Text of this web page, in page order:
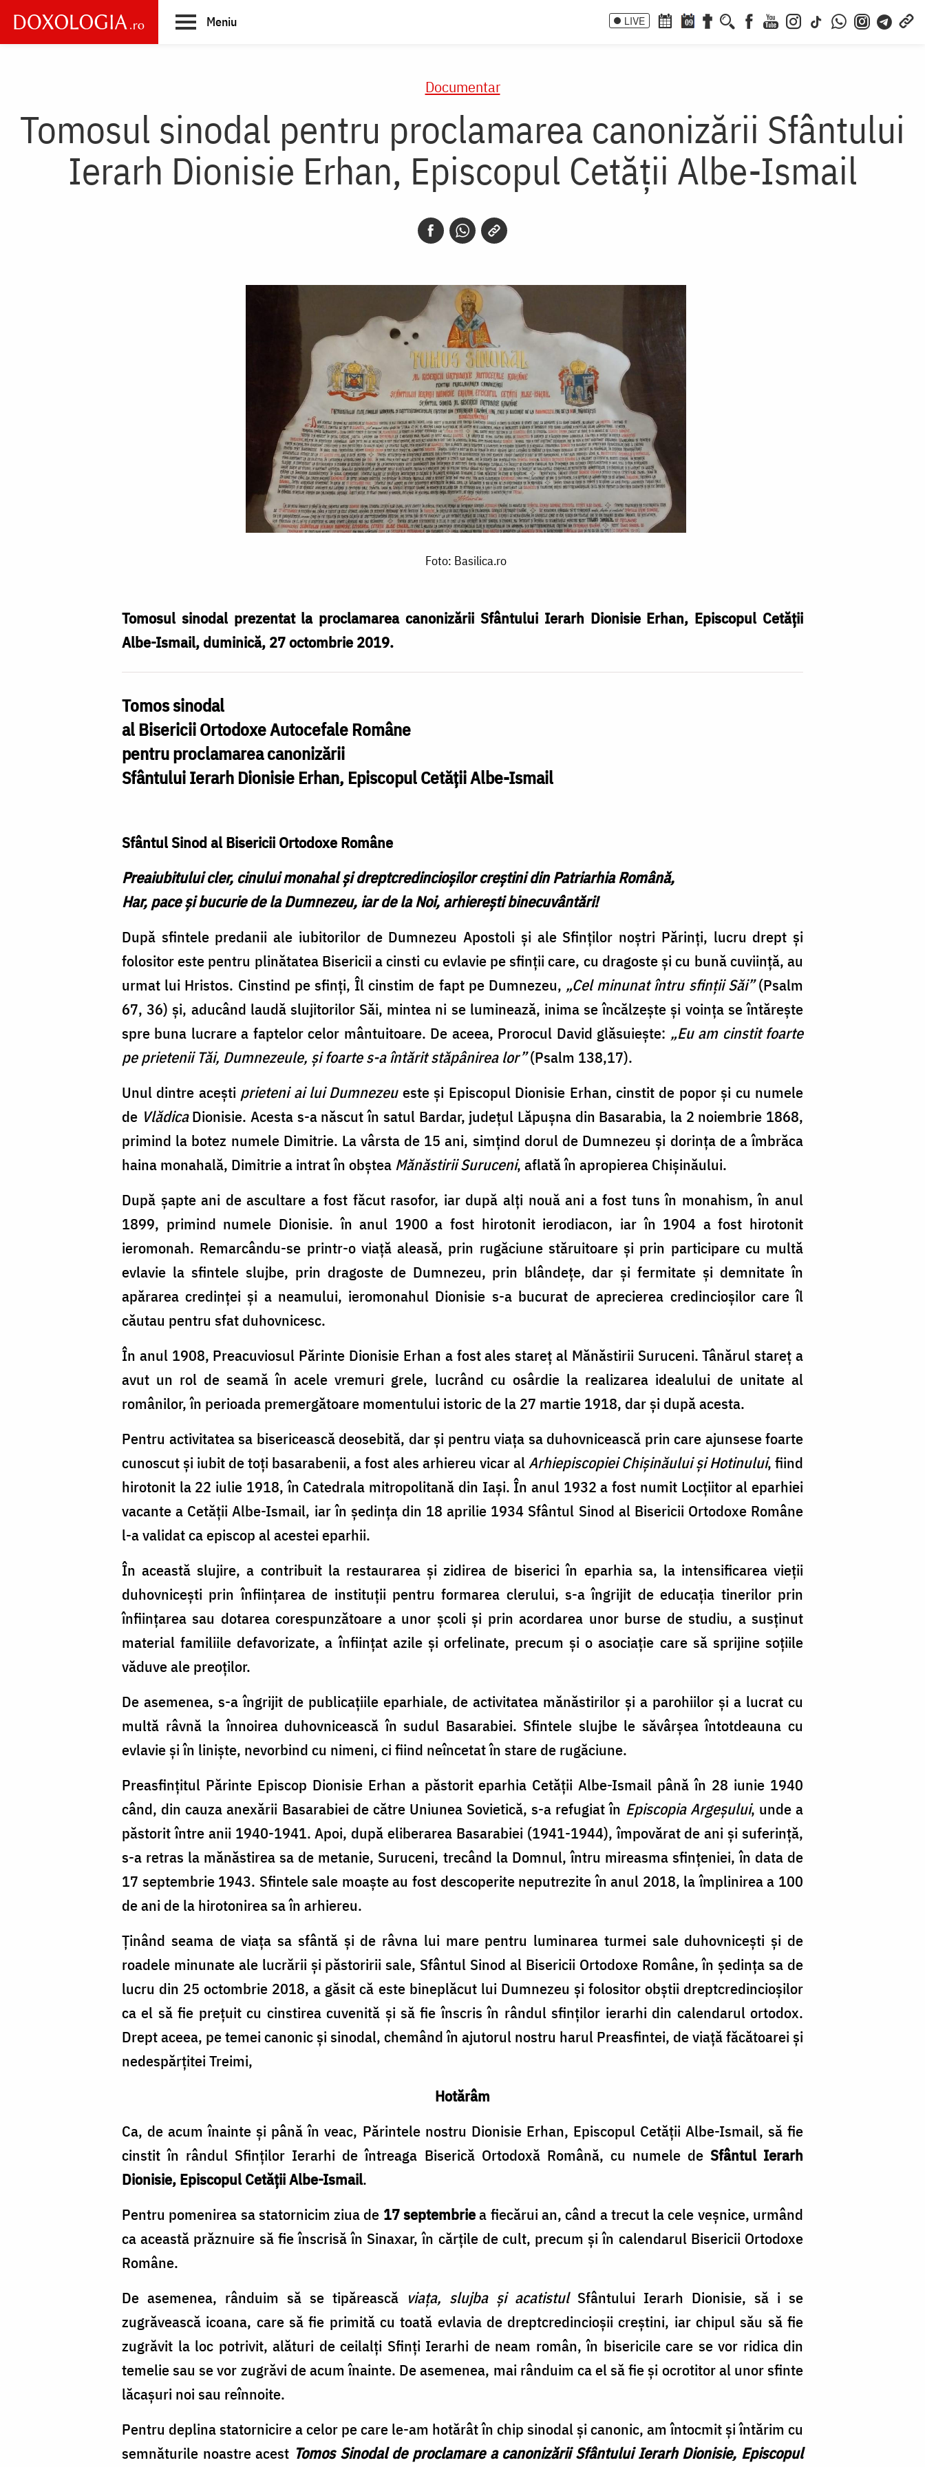
main
Meniu LIVE 09
Documentar
Tomosul sinodal pentru proclamarea canonizării Sfântului
Ierarh Dionisie Erhan, Episcopul Cetăţii Albe-Ismail
Foto: Basilica.ro
Tomosul sinodal prezentat la proclamarea canonizării Sfântului Ierarh Dionisie Erhan, Episcopul Cetăţii
Albe-Ismail, duminică, 27 octombrie 2019.
Tomos sinodal
al Bisericii Ortodoxe Autocefale Române
pentru proclamarea canonizării
Sfântului Ierarh Dionisie Erhan, Episcopul Cetăţii Albe-Ismail
Sfântul Sinod al Bisericii Ortodoxe Române
Preaiubitului cler, cinului monahal şi dreptcredincioşilor creştinidin Patriarhia Română,
Har, pace şi bucurie de la Dumnezeu, iar de la Noi, arhiereşti binecuvântări!
După sfintele predanii ale iubitorilor de Dumnezeu Apostoli şi ale Sfinţilor noştri Părinţi, lucru drept şi
folositor este pentru plinătatea Bisericii a cinsti cu evlavie pe sfinţii care, cu dragoste şi cu bună cuviinţă, au
urmat lui Hristos. Cinstind pe sfinţi, Îl cinstim de fapt pe Dumnezeu, „Cel minunat întru sfinţii Săi”(Psalm
67, 36) şi, aducând laudă slujitorilor Săi, mintea ni se luminează, inima se încălzeşte şi voinţa se întăreşte
spre buna lucrare a faptelor celor mântuitoare. De aceea, Prorocul David glăsuieşte: „Eu am cinstit foarte
pe prietenii Tăi, Dumnezeule, şi foarte s-a întărit stăpânirea lor”(Psalm 138,17).
Unul dintre aceşti prieteni ai lui Dumnezeueste şi Episcopul Dionisie Erhan, cinstit de popor şi cu numele
de VlădicaDionisie. Acesta s-a născut în satul Bardar, judeţul Lăpuşna din Basarabia, la 2 noiembrie 1868,
primind la botez numele Dimitrie. La vârsta de 15 ani, simţind dorul de Dumnezeu şi dorinţa de a îmbrăca
haina monahală, Dimitrie a intrat în obştea Mănăstirii Suruceni, aflată în apropierea Chişinăului.
După şapte ani de ascultare a fost făcut rasofor, iar după alţi nouă ani a fost tuns în monahism, în anul
1899, primind numele Dionisie. în anul 1900 a fost hirotonit ierodiacon, iar în 1904 a fost hirotonit
ieromonah. Remarcându-se printr-o viaţă aleasă, prin rugăciune stăruitoare şi prin participare cu multă
evlavie la sfintele slujbe, prin dragoste de Dumnezeu, prin blândeţe, dar şi fermitate şi demnitate în
apărarea credinţei şi a neamului, ieromonahul Dionisie s-a bucurat de aprecierea credincioşilor care îl
căutau pentru sfat duhovnicesc.
În anul 1908, Preacuviosul Părinte Dionisie Erhan a fost ales stareţ al Mănăstirii Suruceni. Tânărul stareţ a
avut un rol de seamă în acele vremuri grele, lucrând cu osârdie la realizarea idealului de unitate al
românilor, în perioada premergătoare momentului istoric de la 27 martie 1918, dar şi după acesta.
Pentru activitatea sa bisericească deosebită, dar şi pentru viaţa sa duhovnicească prin care ajunsese foarte
cunoscut şi iubit de toţi basarabenii, a fost ales arhiereu vicar alArhiepiscopiei Chişinăului şi Hotinului, fiind
hirotonit la 22 iulie 1918, în Catedrala mitropolitană din Iaşi. În anul 1932 a fost numit Locţiitor al eparhiei
vacante a Cetăţii Albe-Ismail, iar în şedinţa din 18 aprilie 1934 Sfântul Sinod al Bisericii Ortodoxe Române
l-a validat ca episcop al acestei eparhii.
În această slujire, a contribuit la restaurarea şi zidirea de biserici în eparhia sa, la intensificarea vieţii
duhovniceşti prin înfiinţarea de instituţii pentru formarea clerului, s-a îngrijit de educaţia tinerilor prin
înfiinţarea sau dotarea corespunzătoare a unor şcoli şi prin acordarea unor burse de studiu, a susţinut
material familiile defavorizate, a înfiinţat azile şi orfelinate, precum şi o asociaţie care să sprijine soţiile
văduve ale preoţilor.
De asemenea, s-a îngrijit de publicaţiile eparhiale, de activitatea mănăstirilor şi a parohiilor şi a lucrat cu
multă râvnă la înnoirea duhovnicească în sudul Basarabiei. Sfintele slujbe le săvârşea întotdeauna cu
evlavie şi în linişte, nevorbind cu nimeni, ci fiind neîncetat în stare de rugăciune.
Preasfinţitul Părinte Episcop Dionisie Erhan a păstorit eparhia Cetăţii Albe-Ismail până în 28 iunie 1940
când, din cauza anexării Basarabiei de către Uniunea Sovietică, s-a refugiat în Episcopia Argeşului, unde a
păstorit între anii 1940-1941. Apoi, după eliberarea Basarabiei (1941-1944), împovărat de ani şi suferinţă,
s-a retras la mănăstirea sa de metanie, Suruceni, trecând la Domnul, întru mireasma sfinţeniei, în data de
17 septembrie 1943. Sfintele sale moaşte au fost descoperite neputrezite în anul 2018, la împlinirea a 100
de ani de la hirotonirea sa în arhiereu.
Ţinând seama de viaţa sa sfântă şi de râvna lui mare pentru luminarea turmei sale duhovniceşti şi de
roadele minunate ale lucrării şi păstoririi sale, Sfântul Sinod al Bisericii Ortodoxe Române, în şedinţa sa de
lucru din 25 octombrie 2018, a găsit că este bineplăcut lui Dumnezeu şi folositor obştii dreptcredincioşilor
ca el să fie preţuit cu cinstirea cuvenită şi să fie înscris în rândul sfinţilor ierarhi din calendarul ortodox.
Drept aceea, pe temei canonic şi sinodal, chemând în ajutorul nostru harul Preasfintei, de viaţă făcătoarei şi
nedespărţitei Treimi,
Hotărâm
Ca, de acum înainte şi până în veac, Părintele nostru Dionisie Erhan, Episcopul Cetăţii Albe-Ismail, să fie
cinstit în rândul Sfinţilor Ierarhi de întreaga Biserică Ortodoxă Română, cu numele de Sfântul Ierarh
Dionisie, Episcopul Cetăţii Albe-Ismail.
Pentru pomenirea sa statornicim ziua de 17 septembriea fiecărui an, când a trecut la cele veşnice, urmând
ca această prăznuire să fie înscrisă în Sinaxar, în cărţile de cult, precum şi în calendarul Bisericii Ortodoxe
Române.
De asemenea, rânduim să se tipărească viaţa, slujba şi acatistulSfântului Ierarh Dionisie, să i se
zugrăvească icoana, care să fie primită cu toată evlavia de dreptcredincioşii creştini, iar chipul său să fie
zugrăvit la loc potrivit, alături de ceilalţi Sfinţi Ierarhi de neam român, în bisericile care se vor ridica din
temelie sau se vor zugrăvi de acum înainte. De asemenea, mai rânduim ca el să fie şi ocrotitor al unor sfinte
lăcaşuri noi sau reînnoite.
Pentru deplina statornicire a celor pe care le-am hotărât în chip sinodal şi canonic, am întocmit şi întărim cu
semnăturile noastre acest Tomos Sinodal de proclamare a canonizării Sfântului Ierarh Dionisie, Episcopul